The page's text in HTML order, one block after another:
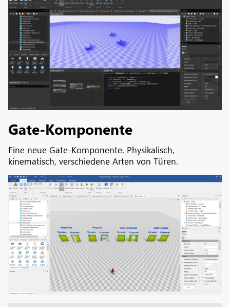
Gate-Komponente
Eine neue Gate-Komponente. Physikalisch,
kinematisch, verschiedene Arten von Türen.